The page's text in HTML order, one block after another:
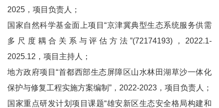
2025，项目负责人；
国家自然科学基金面上项目“京津冀典型生态系统服务供需
多尺度耦合关系与评估方法”(72174193)，2022.1-
2025.12，项目主持人；
地方政府项目“首都西部生态屏障区山水林田湖草沙一体化
保护与修复工程实施方案编制”，2022-2023，项目负责人；
国家重点研发计划项目课题“雄安新区生态安全格局构建和